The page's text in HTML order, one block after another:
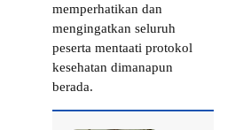
memperhatikan dan
mengingatkan seluruh
peserta mentaati protokol
kesehatan dimanapun
berada.